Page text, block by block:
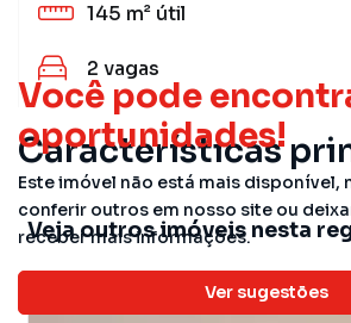
Você pode
oportunidades!
Este imóvel não está mais disponível,
conferir outros em nosso site ou
receber mais informações.
Ver sugestões
145 m² útil
2 vagas
Características
Ar-Condicionado
Andar Alto
Churrasqueira
Veja outros imóveis nesta